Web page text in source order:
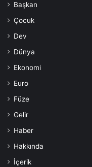
Başkan
Çocuk
Dev
Dünya
Ekonomi
Euro
Füze
Gelir
Haber
Hakkında
İçerik